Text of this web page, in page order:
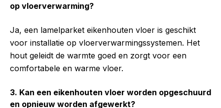
op vloerverwarming?
Ja, een lamelparket eikenhouten vloer is geschikt
voor installatie op vloerverwarmingssystemen. Het
hout geleidt de warmte goed en zorgt voor een
comfortabele en warme vloer.
3. Kan een eikenhouten vloer worden opgeschuurd
en opnieuw worden afgewerkt?